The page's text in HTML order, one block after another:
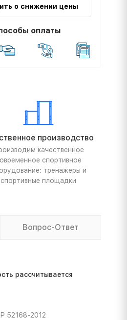
о снижении цены
оплаты
производство
качественное
спортивное
тренажеры и
спортивные площадки
Вопрос-Ответ
расcчитывается
52168-2012